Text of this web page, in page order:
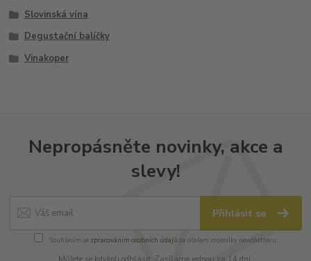
Slovinská vína
Degustační balíčky
Vinakoper
Nepropásněte novinky, akce a
slevy!
Přihlásit se
Souhlasím se zpracováním osobních údajůza účelem rozesílky newsletteru.